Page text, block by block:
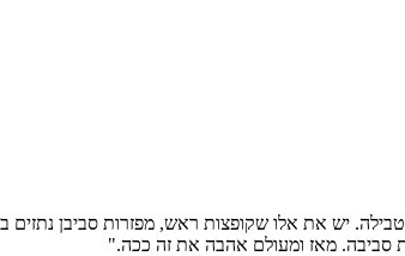
יש את אלו שקופצות ראש, מפזרות סביבן
סביבה. מאז ומעולם אהבה את זה ככה."